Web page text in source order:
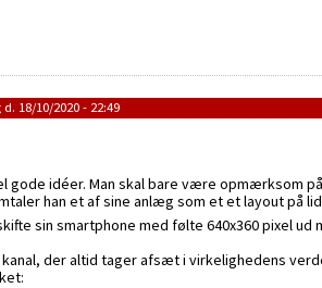
18/10/2020 - 22:49
gode idéer. Man skal bare være opmærksom
han et af sine anlæg som et et layout på
sin smartphone med følte 640x360 pixel ud
der altid tager afsæt i virkelighedens